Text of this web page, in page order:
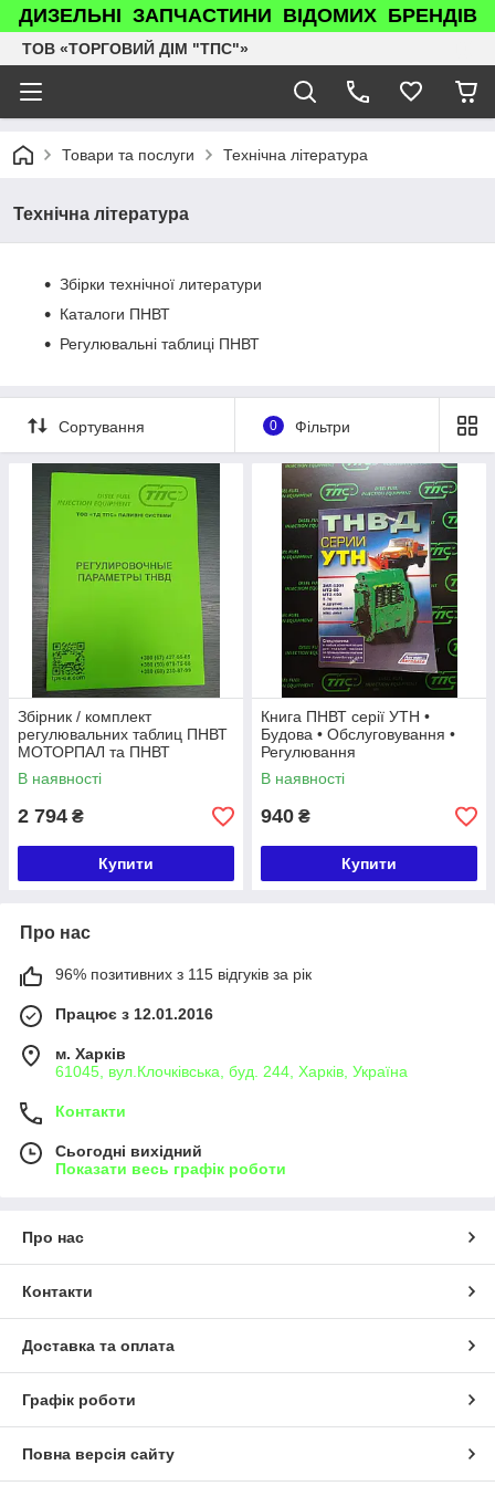
ДИЗЕЛЬНІ ЗАПЧАСТИНИ ВІДОМИХ БРЕНДІВ
ТОВ «ТОРГОВИЙ ДІМ "ТПС"»
Товари та послуги Технічна література
Технічна література
Збірки технічної литератури
Каталоги ПНВТ
Регулювальні таблиці ПНВТ
Сортування 0 Фільтри
Збірник / комплект
регулювальних таблиц ПНВТ
МОТОРПАЛ та ПНВТ
моделей 32, 33, 60, 80, 90,
133, 135, 173 та інші.
В наявності
2 794 ₴
Купити
Книга ПНВТ серії УТН •
Будова • Обслуговування •
Регулювання
В наявності
940 ₴
Купити
Про нас
96% позитивних з 115 відгуків за рік
Працює з 12.01.2016
м. Харків
61045, вул.Клочківська, буд. 244, Харків, Україна
Контакти
Сьогодні вихідний
Показати весь графік роботи
Про нас
Контакти
Доставка та оплата
Графік роботи
Повна версія сайту